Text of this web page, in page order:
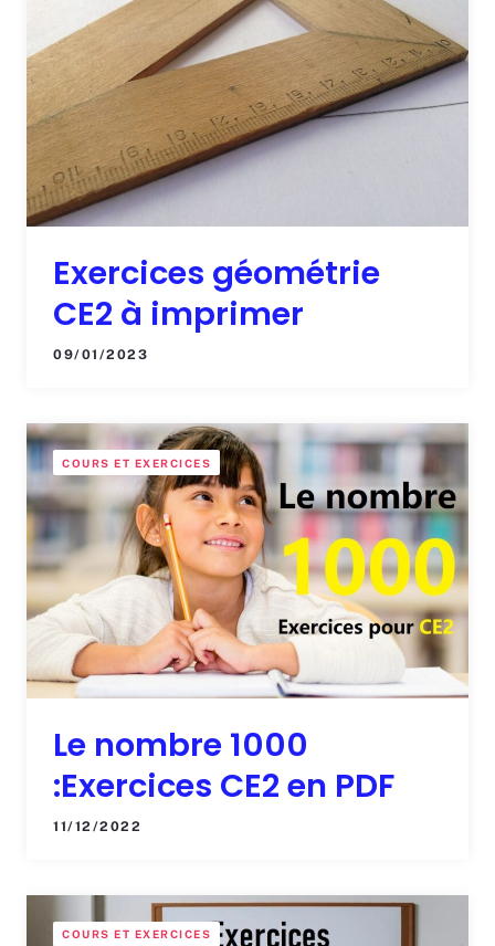
Exercices géométrie
CE2 à imprimer
09/01/2023
COURS ET EXERCICES
Le nombre 1000
:Exercices CE2 en PDF
11/12/2022
COURS ET EXERCICES